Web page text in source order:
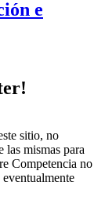
e
sitio, no
mismas para
Competencia no